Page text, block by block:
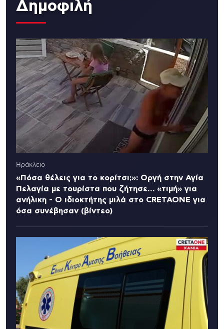
Δημοφιλή
Ηράκλειο
«Πόσα θέλεις για το κορίτσι;»: Οργή στην Αγία
Πελαγία με τουρίστα που ζήτησε… «τιμή» για
ανήλικη - Ο ιδιοκτήτης μιλά στο CRETAONE για
όσα συνέβησαν (βίντεο)